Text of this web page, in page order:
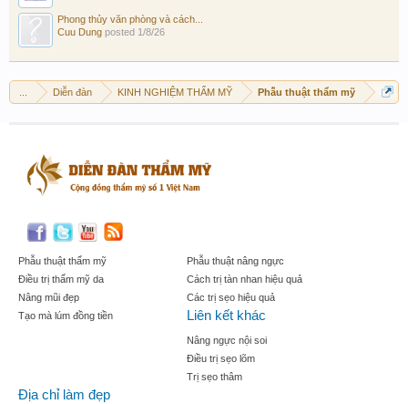
Phong thủy văn phòng và cách...
Cuu Dung posted 1/8/26
Diễn đàn KINH NGHIỆM THẨM MỸ Phẫu thuật thẩm mỹ
Phẫu thuật thẩm mỹ
Điều trị thẩm mỹ da
Nâng mũi đẹp
Tạo mà lúm đồng tiền
Phẫu thuật nâng ngực
Cách trị tàn nhan hiệu quả
Các trị sẹo hiệu quả
Liên kết khác
Nâng ngực nội soi
Điều trị sẹo lõm
Trị sẹo thâm
Địa chỉ làm đẹp